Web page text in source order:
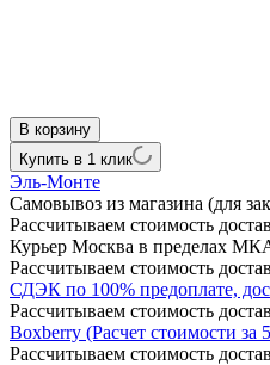
В корзину
Купить в 1 клик
Эль-Монте
Самовывоз из магазина (для
Рассчитываем стоимость
Курьер Москва в пределах
Рассчитываем стоимость
СДЭК по 100% предоплате,
Рассчитываем стоимость
Boxberry (Расчет стоимости за
Рассчитываем стоимость